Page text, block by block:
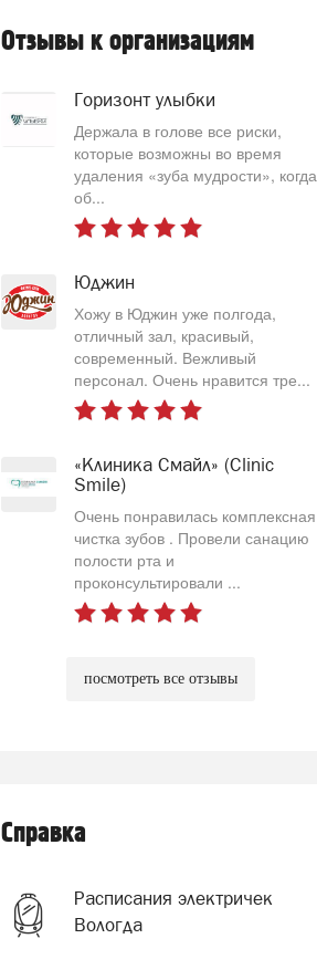
Отзывы к организациям
Горизонт улыбки
Держала в голове все риски,
которые возможны во время
удаления «зуба мудрости», когда
об...
Юджин
Хожу в Юджин уже полгода,
отличный зал, красивый,
современный. Вежливый
персонал. Очень нравится тре...
«Клиника Смайл» (Clinic
Smile)
Очень понравилась комплексная
чистка зубов . Провели санацию
полости рта и
проконсультировали ...
посмотреть все отзывы
Справка
Расписания электричек
Вологда